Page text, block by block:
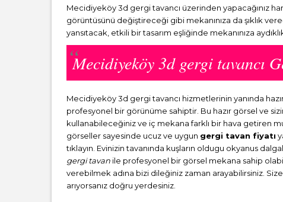
Mecidiyeköy 3d gergi tavancı üzerinden yapacağınız
görüntüsünü değiştireceği gibi mekanınıza da şıklık
yansıtacak, etkili bir tasarım eşliğinde mekanınıza
Mecidiyeköy 3d gergi tavancı
Mecidiyeköy 3d gergi tavancı hizmetlerinin yanında
profesyonel bir görünüme sahiptir. Bu hazır görsel ve
kullanabileceğiniz ve iç mekana farklı bir hava getiren
görseller sayesinde ucuz ve uygun gergi tavan fiyatı
tıklayın. Evinizin tavanında kuşların oldugu okyanus
gergi tavan ile profesyonel bir görsel mekana sahip
verebilmek adına bizi dileğiniz zaman arayabilirsiniz.
arıyorsanız doğru yerdesiniz.